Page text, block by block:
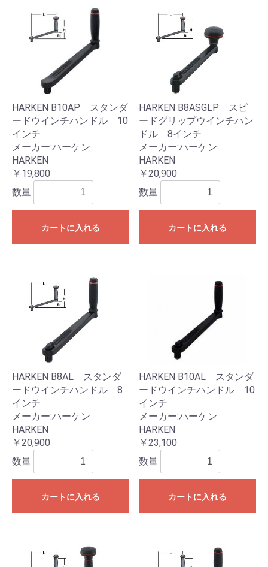
HARKEN B10AP スタンダ
ードウインチハンドル 10
インチ
メーカー:ハーケン
HARKEN
￥19,800
数量
カートに入れる
HARKEN B8ASGLP スピ
ードグリップウインチハン
ドル 8インチ
メーカー:ハーケン
HARKEN
￥20,900
数量
カートに入れる
HARKEN B8AL スタンダ
ードウインチハンドル 8
インチ
メーカー:ハーケン
HARKEN
￥20,900
数量
カートに入れる
HARKEN B10AL スタンダ
ードウインチハンドル 10
インチ
メーカー:ハーケン
HARKEN
￥23,100
数量
カートに入れる